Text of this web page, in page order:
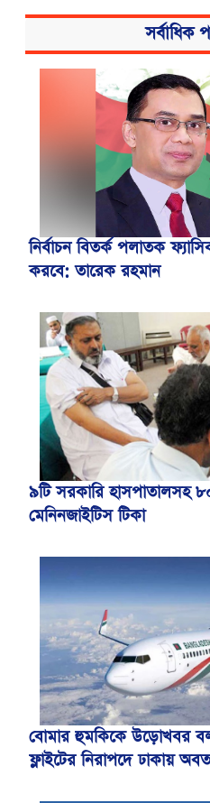
সর্বাধিক
নির্বাচন বিতর্ক পলাতক
করবে: তারেক রহমান
৯টি সরকারি হাসপাতালসহ
মেনিনজাইটিস টিকা
বোমার হুমকিকে উড়োখবর
ফ্লাইটের নিরাপদে ঢাকায়